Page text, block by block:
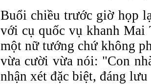
Buổi chiều trước giờ họp
với cụ quốc vụ khanh
một nữ tướng chứ không
vừa cười vừa nói: "Con
nhận xét đặc biệt, đáng